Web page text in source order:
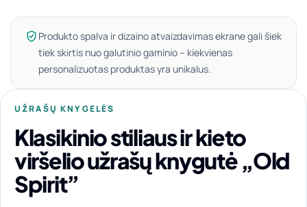
Produkto spalva ir dizaino atvaizdavimas ekrane gali šiek
tiek skirtis nuo galutinio gaminio – kiekvienas
personalizuotas produktas yra unikalus.
UŽRAŠŲ KNYGELĖS
Klasikinio stiliaus ir kieto
viršelio užrašų knygutė „Old
Spirit”